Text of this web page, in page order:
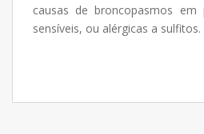
causas de broncopasmos em
sensíveis, ou alérgicas a sulfitos.